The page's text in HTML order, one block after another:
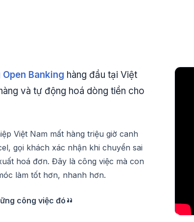
Banking hàng đầu tại Việt
và tự động hoá dòng tiền cho
Việt Nam mất hàng triệu giờ canh
gọi khách xác nhận khi chuyển sai
hoá đơn. Đây là công việc mà con
làm tốt hơn, nhanh hơn.
công việc đó